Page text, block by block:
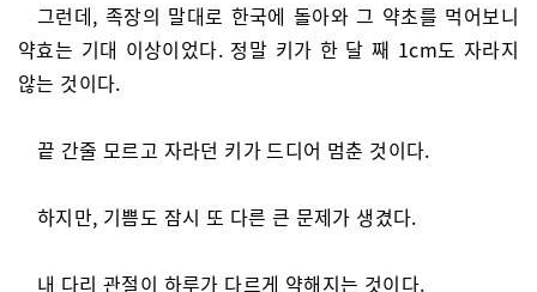
그런데, 족장의 말대로 한국에 돌아와 그 약초를 먹어보니
약효는 기대 이상이었다. 정말 키가 한 달 째 1cm도 자라지
않는 것이다.
끝 간줄 모르고 자라던 키가 드디어 멈춘 것이다.
하지만, 기쁨도 잠시 또 다른 큰 문제가 생겼다.
내 다리 관절이 하루가 다르게 약해지는 것이다.